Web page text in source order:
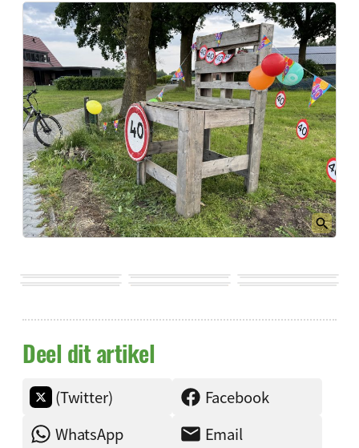
Deel dit artikel
(Twitter)
Facebook
WhatsApp
Email